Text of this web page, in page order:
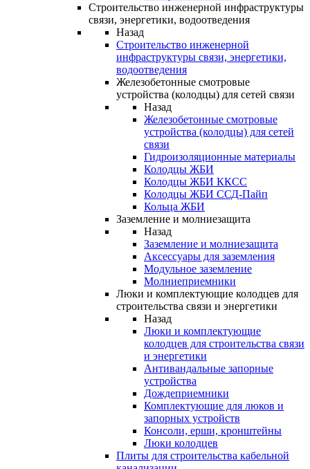
Строительство инженерной инфраструктуры
связи, энергетики, водоотведения
Назад
Строительство инженерной
инфраструктуры связи, энергетики,
водоотведения
Железобетонные смотровые
устройства (колодцы) для сетей связи
Назад
Железобетонные смотровые
устройства (колодцы) для сетей
связи
Гидроизоляционные материалы
Колодцы ЖБИ
Колодцы ЖБИ ККСС
Колодцы ЖБИ ССД-Пайп
Кольца ЖБИ
Заземление и молниезащита
Назад
Заземление и молниезащита
Аксессуары для заземления
Модульное заземление
Молниеприемники
Люки и комплектующие колодцев для
строительства связи и энергетики
Назад
Люки и комплектующие
колодцев для строительства связи
и энергетики
Антивандальные запорные
устройства
Дождеприемники
Комплектующие для люков и
запорных устройств
Консоли, ерши, кронштейны
Люки колодцев
Плиты для строительства кабельной